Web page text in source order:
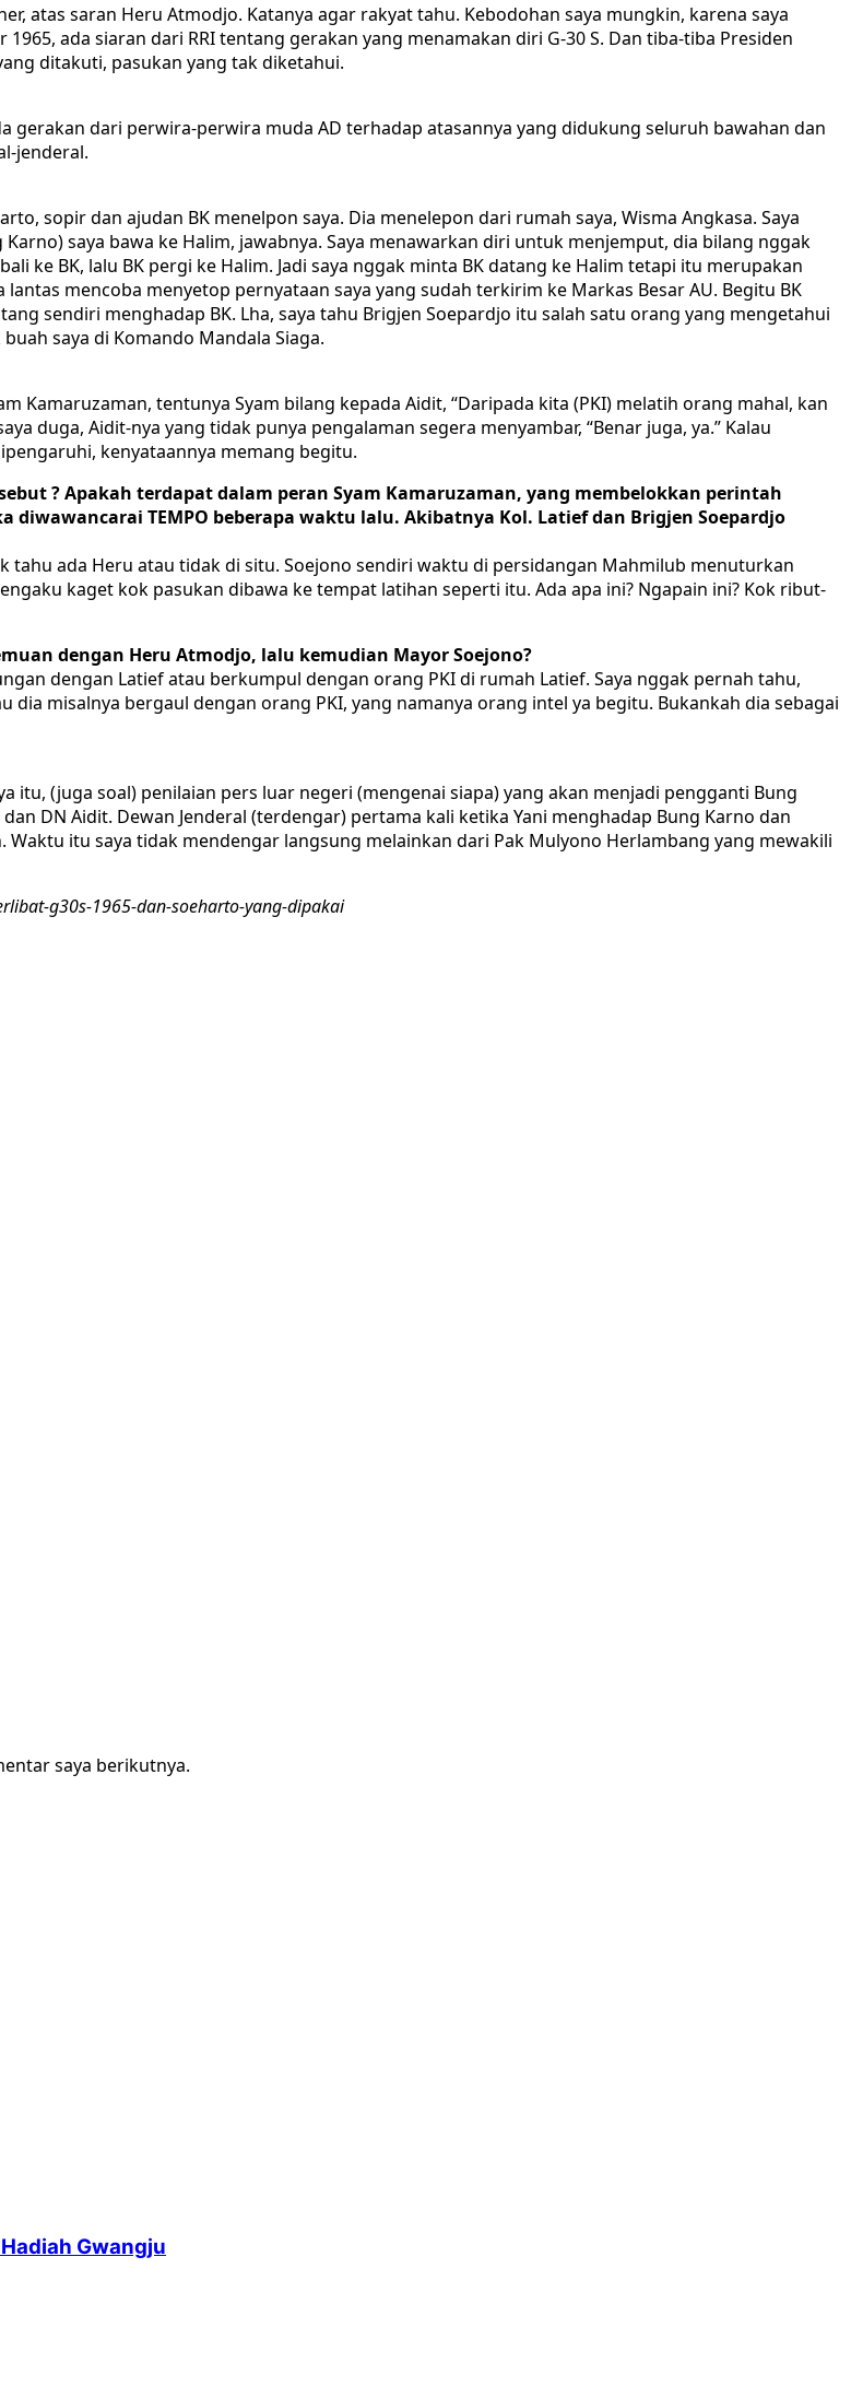
atas saran Heru Atmodjo. Katanya agar rakyat tahu. Kebodohan saya mungkin, karena saya
ada siaran dari RRI tentang gerakan yang menamakan diri G-30 S. Dan tiba-tiba Presiden
ditakuti, pasukan yang tak diketahui.
gerakan dari perwira-perwira muda AD terhadap atasannya yang didukung seluruh bawahan dan
jenderal.
sopir dan ajudan BK menelpon saya. Dia menelepon dari rumah saya, Wisma Angkasa. Saya
saya bawa ke Halim, jawabnya. Saya menawarkan diri untuk menjemput, dia bilang nggak
ke BK, lalu BK pergi ke Halim. Jadi saya nggak minta BK datang ke Halim tetapi itu merupakan
mencoba menyetop pernyataan saya yang sudah terkirim ke Markas Besar AU. Begitu BK
sendiri menghadap BK. Lha, saya tahu Brigjen Soepardjo itu salah satu orang yang mengetahui
saya di Komando Mandala Siaga.
Kamaruzaman, tentunya Syam bilang kepada Aidit, “Daripada kita (PKI) melatih orang mahal, kan
duga, Aidit-nya yang tidak punya pengalaman segera menyambar, “Benar juga, ya.” Kalau
kenyataannya memang begitu.
? Apakah terdapat dalam peran Syam Kamaruzaman, yang membelokkan perintah
TEMPO beberapa waktu lalu. Akibatnya Kol. Latief dan Brigjen Soepardjo
tahu ada Heru atau tidak di situ. Soejono sendiri waktu di persidangan Mahmilub menuturkan
kaget kok pasukan dibawa ke tempat latihan seperti itu. Ada apa ini? Ngapain ini? Kok ribut-
dengan Heru Atmodjo, lalu kemudian Mayor Soejono?
dengan Latief atau berkumpul dengan orang PKI di rumah Latief. Saya nggak pernah tahu,
misalnya bergaul dengan orang PKI, yang namanya orang intel ya begitu. Bukankah dia sebagai
itu, (juga soal) penilaian pers luar negeri (mengenai siapa) yang akan menjadi pengganti Bung
DN Aidit. Dewan Jenderal (terdengar) pertama kali ketika Yani menghadap Bung Karno dan
itu saya tidak mendengar langsung melainkan dari Pak Mulyono Herlambang yang mewakili
g30s-1965-dan-soeharto-yang-dipakai
saya berikutnya.
Gwangju